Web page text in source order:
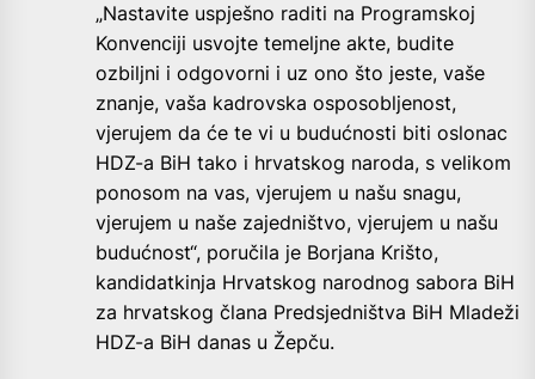
„Nastavite uspješno raditi na Programskoj
Konvenciji usvojte temeljne akte, budite
ozbiljni i odgovorni i uz ono što jeste, vaše
znanje, vaša kadrovska osposobljenost,
vjerujem da će te vi u budućnosti biti oslonac
HDZ-a BiH tako i hrvatskog naroda, s velikom
ponosom na vas, vjerujem u našu snagu,
vjerujem u naše zajedništvo, vjerujem u našu
budućnost“, poručila je Borjana Krišto,
kandidatkinja Hrvatskog narodnog sabora BiH
za hrvatskog člana Predsjedništva BiH Mladeži
HDZ-a BiH danas u Žepču.